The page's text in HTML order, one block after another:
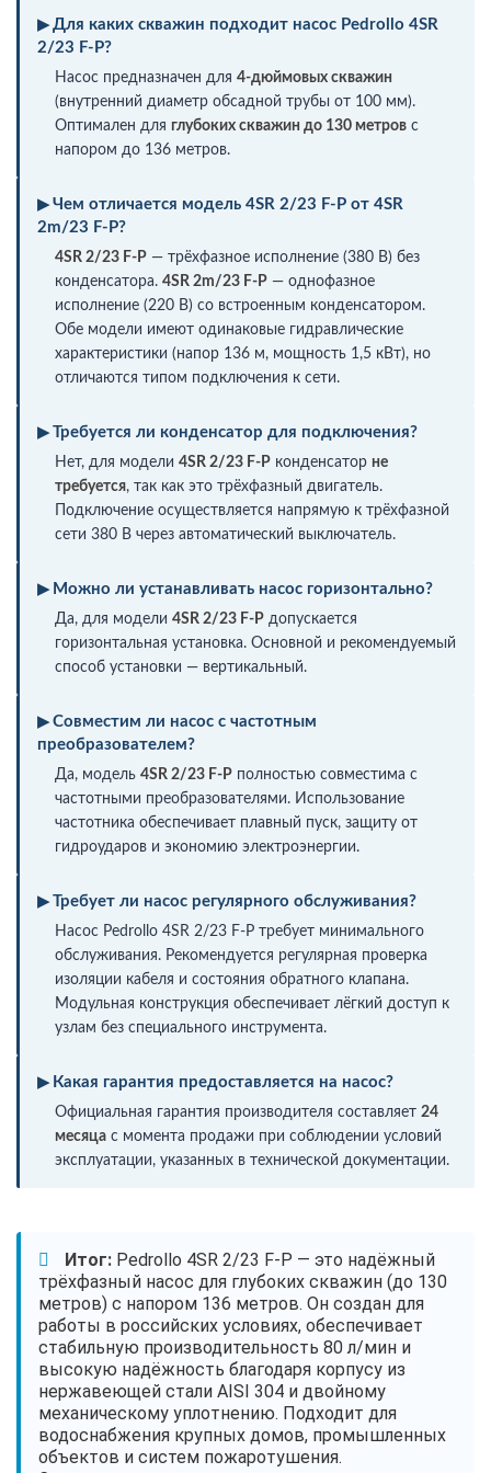
Для каких скважин подходит насос Pedrollo 4SR
2/23 F-P?
Насос предназначен для 4-дюймовых скважин
(внутренний диаметр обсадной трубы от 100 мм).
Оптимален для глубоких скважин до 130 метров с
напором до 136 метров.
Чем отличается модель 4SR 2/23 F-P от 4SR
2m/23 F-P?
4SR 2/23 F-P — трёхфазное исполнение (380 В) без
конденсатора. 4SR 2m/23 F-P — однофазное
исполнение (220 В) со встроенным конденсатором.
Обе модели имеют одинаковые гидравлические
характеристики (напор 136 м, мощность 1,5 кВт), но
отличаются типом подключения к сети.
Требуется ли конденсатор для подключения?
Нет, для модели 4SR 2/23 F-P конденсатор не
требуется, так как это трёхфазный двигатель.
Подключение осуществляется напрямую к трёхфазной
сети 380 В через автоматический выключатель.
Можно ли устанавливать насос горизонтально?
Да, для модели 4SR 2/23 F-P допускается
горизонтальная установка. Основной и рекомендуемый
способ установки — вертикальный.
Совместим ли насос с частотным
преобразователем?
Да, модель 4SR 2/23 F-P полностью совместима с
частотными преобразователями. Использование
частотника обеспечивает плавный пуск, защиту от
гидроударов и экономию электроэнергии.
Требует ли насос регулярного обслуживания?
Насос Pedrollo 4SR 2/23 F-P требует минимального
обслуживания. Рекомендуется регулярная проверка
изоляции кабеля и состояния обратного клапана.
Модульная конструкция обеспечивает лёгкий доступ к
узлам без специального инструмента.
Какая гарантия предоставляется на насос?
Официальная гарантия производителя составляет 24
месяца с момента продажи при соблюдении условий
эксплуатации, указанных в технической документации.
Итог: Pedrollo 4SR 2/23 F-P — это надёжный
трёхфазный насос для глубоких скважин (до 130
метров) с напором 136 метров. Он создан для
работы в российских условиях, обеспечивает
стабильную производительность 80 л/мин и
высокую надёжность благодаря корпусу из
нержавеющей стали AISI 304 и двойному
механическому уплотнению. Подходит для
водоснабжения крупных домов, промышленных
объектов и систем пожаротушения.